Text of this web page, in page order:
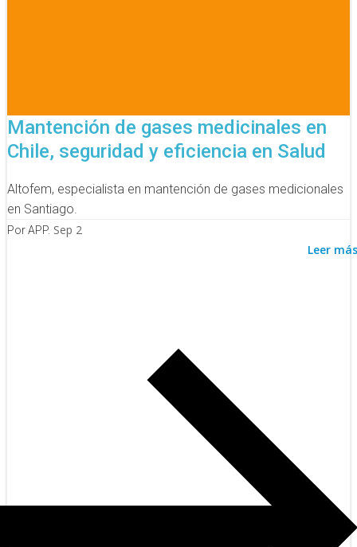
Mantención de gases medicinales en
Chile, seguridad y eficiencia en Salud
Altofem, especialista en mantención de gases medicionales
en Santiago.
Por APP. Sep 2
Leer más